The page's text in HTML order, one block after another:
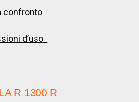
confronto
d’uso
R 1300 R